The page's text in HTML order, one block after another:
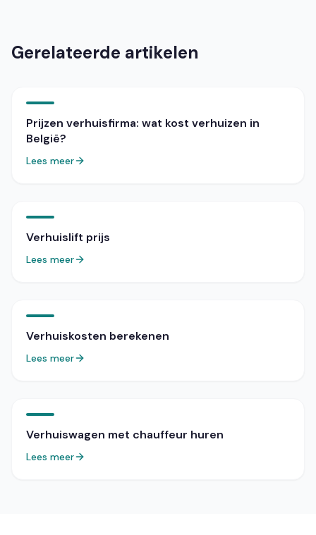
Gerelateerde artikelen
Prijzen verhuisfirma: wat kost verhuizen in
België?
Lees meer
Verhuislift prijs
Lees meer
Verhuiskosten berekenen
Lees meer
Verhuiswagen met chauffeur huren
Lees meer